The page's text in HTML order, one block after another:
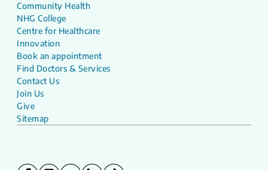
Community Health
NHG College
Centre for Healthcare
Innovation
Book an appointment
Find Doctors & Services
Contact Us
Join Us
Give
Sitemap